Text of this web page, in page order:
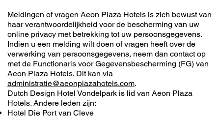
Meldingen of vragen Aeon Plaza Hotels is zich bewust van
haar verantwoordelijkheid voor de bescherming van uw
online privacy met betrekking tot uw persoonsgegevens.
Indien u een melding wilt doen of vragen heeft over de
verwerking van persoonsgegevens, neem dan contact op
met de Functionaris voor Gegevensbescherming (FG) van
Aeon Plaza Hotels. Dit kan via
administratie@aeonplazahotels.com.
Dutch Design Hotel Vondelpark is lid van Aeon Plaza
Hotels. Andere leden zijn:
Hotel Die Port van Cleve